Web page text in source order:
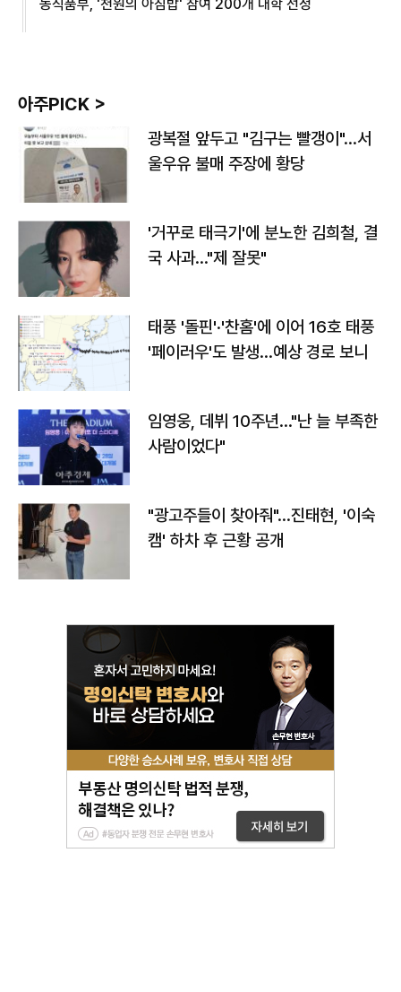
농식품부, '천원의 아침밥' 참여 200개 대학 선정
아주PICK >
광복절 앞두고 "김구는 빨갱이"…서
울우유 불매 주장에 황당
'거꾸로 태극기'에 분노한 김희철, 결
국 사과…"제 잘못"
태풍 '돌핀'·'찬홈'에 이어 16호 태풍
'페이러우'도 발생…예상 경로 보니
임영웅, 데뷔 10주년…"난 늘 부족한
사람이었다"
"광고주들이 찾아줘"…진태현, '이숙
캠' 하차 후 근황 공개